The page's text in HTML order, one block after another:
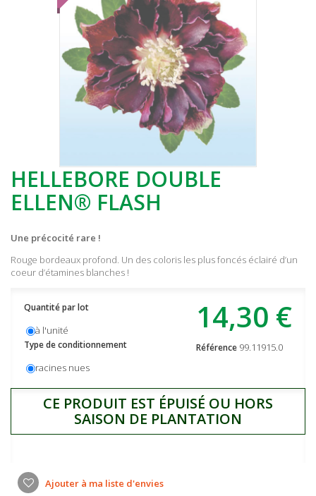
HELLEBORE DOUBLE
ELLEN® FLASH
Une précocité rare !
Rouge bordeaux profond. Un des coloris les plus foncés éclairé d’un
coeur d’étamines blanches !
14,30 €
Référence 99.11915.0
Quantité par lot
à l'unité
Type de conditionnement
racines nues
CE PRODUIT EST ÉPUISÉ OU HORS
SAISON DE PLANTATION
Ajouter à ma liste d'envies